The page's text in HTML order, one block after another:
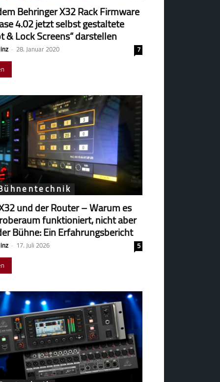
Behringer X32 Rack Firmware
4.02 jetzt selbst gestaltete
& Lock Screens“ darstellen
- 28. Januar 2020
7
und der Router – Warum es
funk­tio­niert, nicht aber
Bühne: Ein Erfahrungsbericht
- 17. Juli 2026
5